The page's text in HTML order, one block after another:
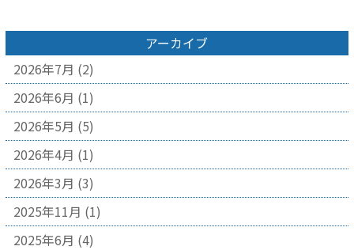
アーカイブ
2026年7月 (2)
2026年6月 (1)
2026年5月 (5)
2026年4月 (1)
2026年3月 (3)
2025年11月 (1)
2025年6月 (4)